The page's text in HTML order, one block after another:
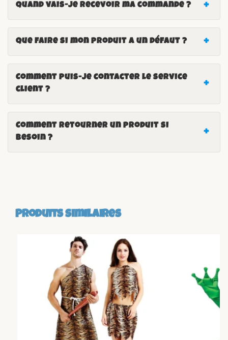
Quand vais-je recevoir ma commande ?
Que faire si mon produit a un défaut ?
Comment puis-je contacter le service
client ?
Comment retourner un produit si
besoin ?
Produits similaires